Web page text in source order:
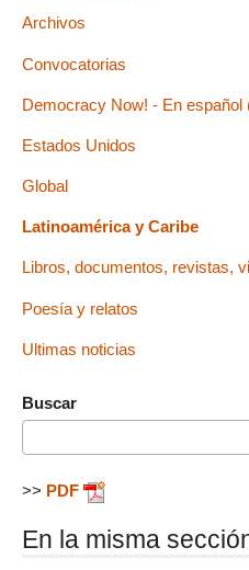
Archivos
Convocatorias
Democracy Now! - En español
Estados Unidos
Global
Latinoamérica y Caribe
Libros, documentos, revistas,
Poesía y relatos
Ultimas noticias
Buscar
>> PDF
En la misma